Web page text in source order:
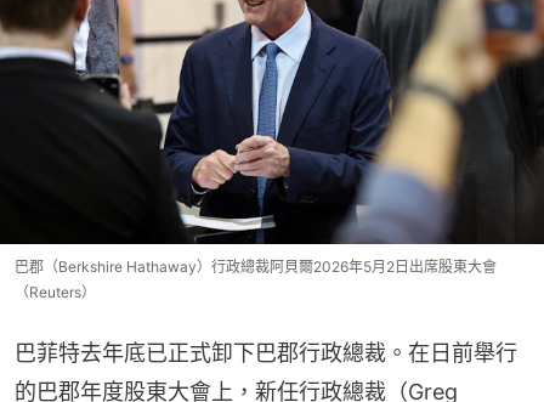
巴郡（Berkshire Hathaway）行政總裁阿貝爾2026年5月2日出席股東大會
（Reuters）
巴菲特去年底已正式卸下巴郡行政總裁。在日前舉行
的巴郡年度股東大會上，新任行政總裁（Greg